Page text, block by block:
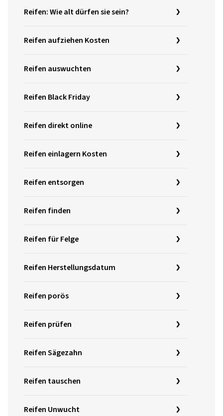
Reifen: Wie alt dürfen sie sein?
Reifen aufziehen Kosten
Reifen auswuchten
Reifen Black Friday
Reifen direkt online
Reifen einlagern Kosten
Reifen entsorgen
Reifen finden
Reifen für Felge
Reifen Herstellungsdatum
Reifen porös
Reifen prüfen
Reifen Sägezahn
Reifen tauschen
Reifen Unwucht